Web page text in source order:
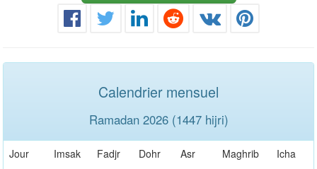
Calendrier mensuel
Ramadan 2026 (1447 hijri)
Jour Imsak Fadjr Dohr Asr
Maghrib
Icha